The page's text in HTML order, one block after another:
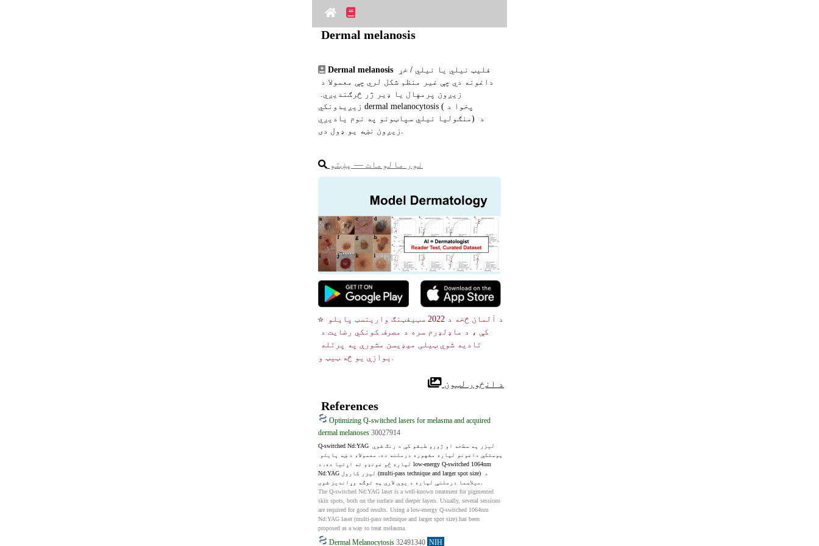
Dermal melanosis
Dermal melanosis
زیږیدونکي dermal melanocytosis (پخوا د
منګولیا نیلي سپاټونو په نوم یادیږي) د
زیږون نښه یو ډول دی.
نور مالومات ― پښتو
☆ د آلمان څخه د 2022 سټیفټنګ وارینسټ پایلو
یوازې یو څه ټیټ و.
د انځور لټون
References
Optimizing Q-switched lasers for melasma and acquired
dermal melanoses 30027914
Q-switched Nd:YAG لیزر په سطحه او ژورو طبقو کې د رنګ شوي
لپاره څو غونډو ته اړتیا ده. د low-energy Q-switched 1064nm
Nd:YAG لیزر کارول (multi-pass technique and larger spot size) د
The Q-switched Nd:YAG laser is a well-known treatment for pigmented
skin spots, both on the surface and deeper layers. Usually, several sessions
are required for good results. Using a low-energy Q-switched 1064nm
Nd:YAG laser (multi-pass technique and larger spot size) has been
proposed as a way to treat melasma.
Dermal Melanocytosis 32491340 NIH